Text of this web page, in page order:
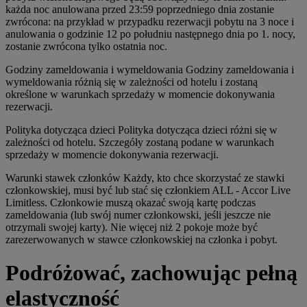
każda noc anulowana przed 23:59 poprzedniego dnia zostanie
zwrócona: na przykład w przypadku rezerwacji pobytu na 3 noce i
anulowania o godzinie 12 po południu następnego dnia po 1. nocy,
zostanie zwrócona tylko ostatnia noc.
Godziny zameldowania i wymeldowania Godziny zameldowania i
wymeldowania różnią się w zależności od hotelu i zostaną
określone w warunkach sprzedaży w momencie dokonywania
rezerwacji.
Polityka dotycząca dzieci Polityka dotycząca dzieci różni się w
zależności od hotelu. Szczegóły zostaną podane w warunkach
sprzedaży w momencie dokonywania rezerwacji.
Warunki stawek członków Każdy, kto chce skorzystać ze stawki
członkowskiej, musi być lub stać się członkiem ALL - Accor Live
Limitless. Członkowie muszą okazać swoją kartę podczas
zameldowania (lub swój numer członkowski, jeśli jeszcze nie
otrzymali swojej karty). Nie więcej niż 2 pokoje może być
zarezerwowanych w stawce członkowskiej na członka i pobyt.
Podróżować, zachowując pełną
elastyczność